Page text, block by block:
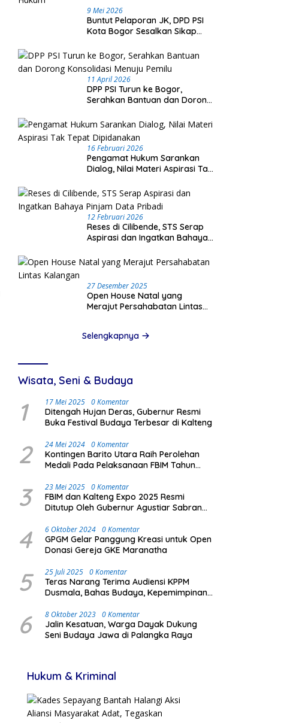
9 Mei 2026
Buntut Pelaporan JK, DPD PSI
Kota Bogor Sesalkan Sikap
Hukum
11 April 2026
DPP PSI Turun ke Bogor,
Serahkan Bantuan dan Dorong
16 Februari 2026
Pengamat Hukum Sarankan
Dialog, Nilai Materi Aspirasi Tak
12 Februari 2026
Reses di Cilibende, STS Serap
Aspirasi dan Ingatkan Bahaya
27 Desember 2025
Open House Natal yang
Merajut Persahabatan Lintas
Selengkapnya
Wisata, Seni & Budaya
1 17 Mei 2025 0 Komentar
Ditengah Hujan Deras, Gubernur Resmi
Buka Festival Budaya Terbesar di Kalteng
2 24 Mei 2024 0 Komentar
Kontingen Barito Utara Raih Perolehan
Medali Pada Pelaksanaan FBIM Tahun
3 23 Mei 2025 0 Komentar
FBIM dan Kalteng Expo 2025 Resmi
Ditutup Oleh Gubernur Agustiar Sabran
Masyarakat
4 6 Oktober 2024 0 Komentar
GPGM Gelar Panggung Kreasi untuk Open
Donasi Gereja GKE Maranatha
5 25 Juli 2025 0 Komentar
Teras Narang Terima Audiensi KPPM
Dusmala, Bahas Budaya, Kepemimpinan,
6 8 Oktober 2023 0 Komentar
Jalin Kesatuan, Warga Dayak Dukung
Seni Budaya Jawa di Palangka Raya
Hukum & Kriminal